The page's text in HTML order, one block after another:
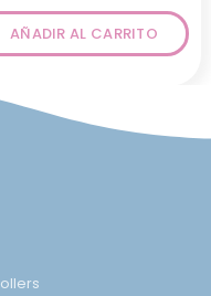
AÑADIR AL CARRITO